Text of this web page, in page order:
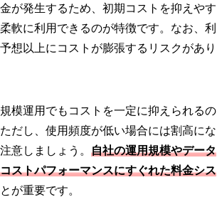
が発生するため、初期コストを抑えやす
軟に利用できるのが特徴です。なお、利
想以上にコストが膨張するリスクがあり
模運用でもコストを一定に抑えられるの
だし、使用頻度が低い場合には割高にな
意しましょう。 自社の運用規模やデータ
ストパフォーマンスにすぐれた料金シス
が重要です。